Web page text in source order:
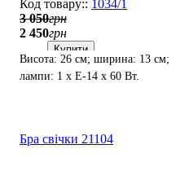
1034/1
3 050грн
2 450грн
Купити
Висота: 26 см; ширина: 13 см;
лампи: 1 х Е-14 х 60 Вт.
Бра свічки 21104